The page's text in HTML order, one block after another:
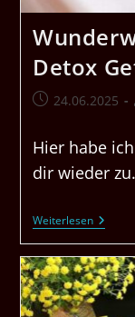
Detox
Beitrag24.06.2025
Hier habe
dir wieder
Weiterlesen
Ja
Oder
Nein
?
Detox